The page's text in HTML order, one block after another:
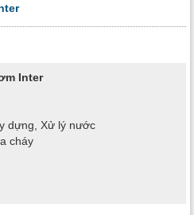
Inter
dựng, Xử lý nước
cháy